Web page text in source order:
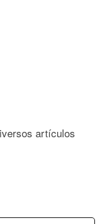
artículos